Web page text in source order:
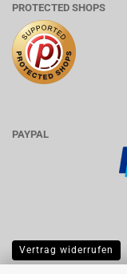
PROTECTED SHOPS
PAYPAL
Vertrag widerrufen